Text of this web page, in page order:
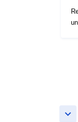
keyboard_arrow_down